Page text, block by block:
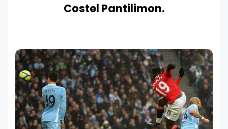
Costel Pantilimon.